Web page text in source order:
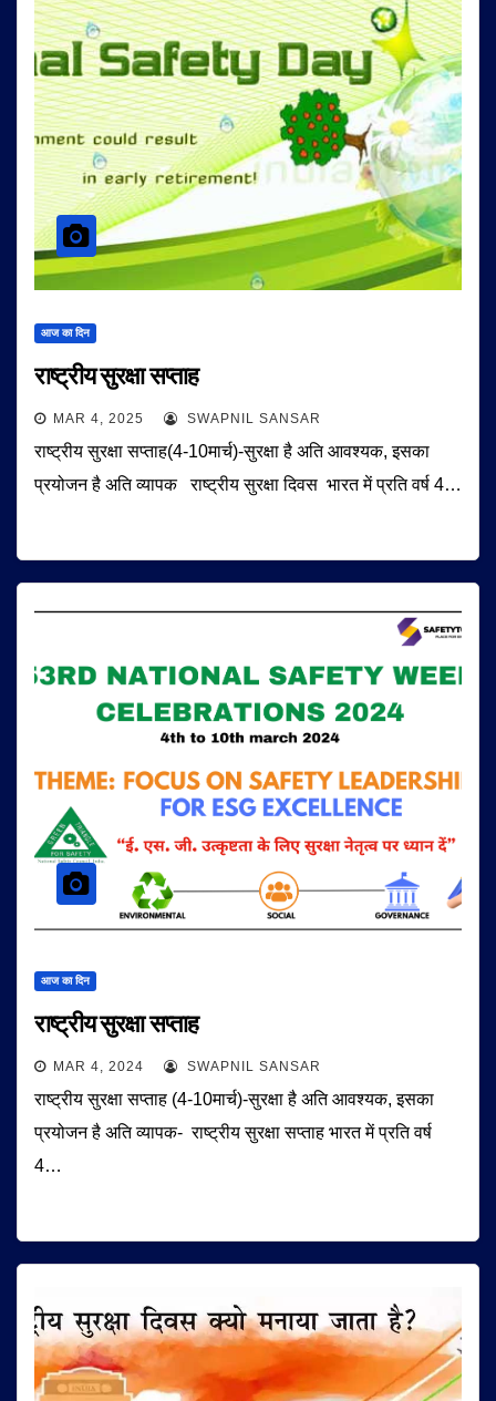
आज का दिन
राष्ट्रीय सुरक्षा सप्ताह
MAR 4, 2025 SWAPNIL SANSAR
राष्ट्रीय सुरक्षा सप्ताह(4-10मार्च)-सुरक्षा है अति आवश्यक, इसका
प्रयोजन है अति व्यापक राष्ट्रीय सुरक्षा दिवस भारत में प्रति वर्ष 4…
आज का दिन
राष्ट्रीय सुरक्षा सप्ताह
MAR 4, 2024 SWAPNIL SANSAR
राष्ट्रीय सुरक्षा सप्ताह (4-10मार्च)-सुरक्षा है अति आवश्यक, इसका
प्रयोजन है अति व्यापक- राष्ट्रीय सुरक्षा सप्ताह भारत में प्रति वर्ष
4…